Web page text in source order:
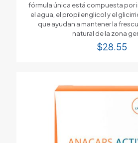
fórmula única está compuesta por
el agua, el propilenglicol y el
que ayudan a mantener la
natural de la zona
$28.55